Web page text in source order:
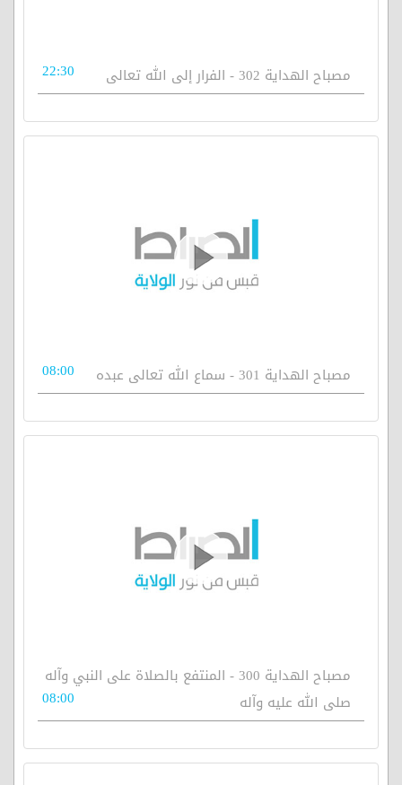
مصباح الهداية 302 - الفرار إلى الله تعالى 22:30
مصباح الهداية 301 - سماع الله تعالى عبده 08:00
مصباح الهداية 300 - المنتفع بالصلاة على النبي وآله
صلى الله عليه وآله
08:00